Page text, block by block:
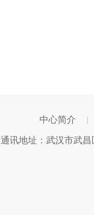
中心简介 |
通讯地址：武汉市武